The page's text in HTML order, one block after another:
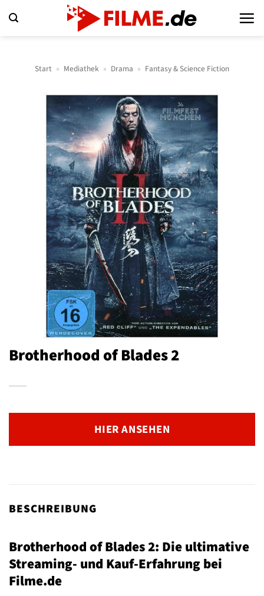
Inhalt
Start » Mediathek » Drama » Fantasy & Science Fiction
Brotherhood of Blades 2
HIER ANSEHEN
BESCHREIBUNG
Brotherhood of Blades 2: Die ultimative
Streaming- und Kauf-Erfahrung bei
Filme.de